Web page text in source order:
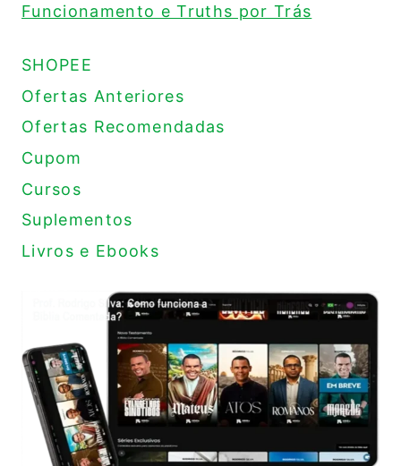
Funcionamento e Truths por Trás
SHOPEE
Ofertas Anteriores
Ofertas Recomendadas
Cupom
Cursos
Suplementos
Livros e Ebooks